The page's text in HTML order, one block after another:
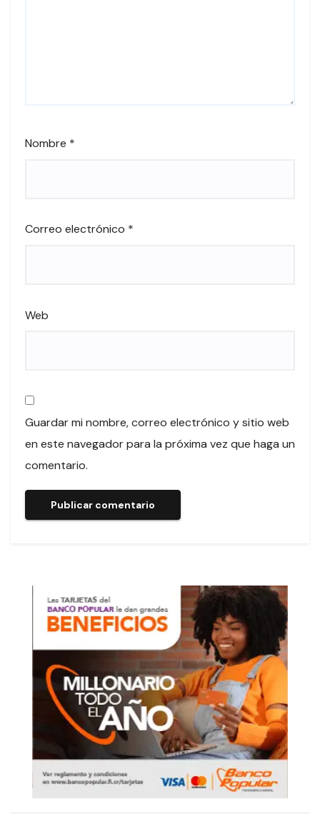
Nombre *
Correo electrónico *
Web
Guardar mi nombre, correo electrónico y sitio web
en este navegador para la próxima vez que haga un
comentario.